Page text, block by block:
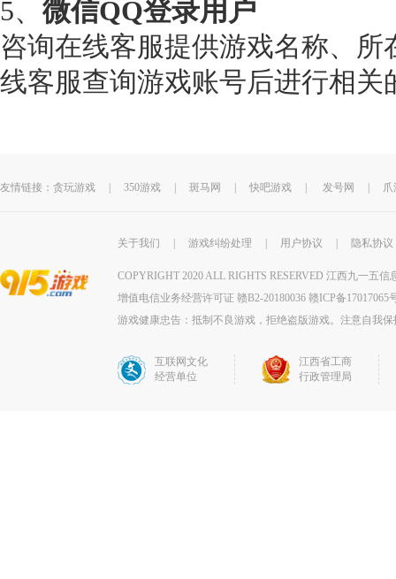
5、 微信QQ登录用户
咨询在线客服提供游戏名称、
线客服查询游戏账号后进行相关
友情链接： 贪玩游戏 350游戏 斑马网 快吧游戏 发号网 爪
关于我们 游戏纠纷处理 用户协议 隐私协议
COPYRIGHT 2020 ALL RIGHTS RESERVED 江西九一五
增值电信业务经营许可证 赣B2-20180036 赣ICP备17017065
游戏健康忠告：抵制不良游戏，拒绝盗版游戏。注意自我
互联网文化
经营单位
江西省工商
行政管理局